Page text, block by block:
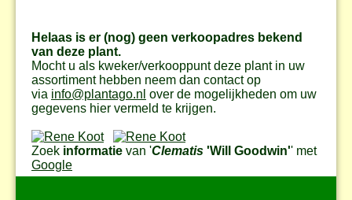
Helaas is er (nog) geen verkoopadres bekend
van deze plant.
Mocht u als kweker/verkooppunt deze plant in uw
assortiment hebben neem dan contact op
via info@plantago.nl over de mogelijkheden om uw
gegevens hier vermeld te krijgen.
Zoek informatie van 'Clematis 'Will Goodwin'' met
Google